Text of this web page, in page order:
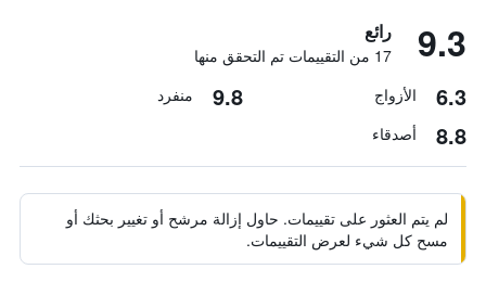
9.3 رائع
17 من التقييمات تم التحقق منها
6.3 الأزواج 9.8 منفرد
8.8 أصدقاء
لم يتم العثور على تقييمات. حاول إزالة مرشح أو تغيير بحثك أو
مسح كل شيء لعرض التقييمات.